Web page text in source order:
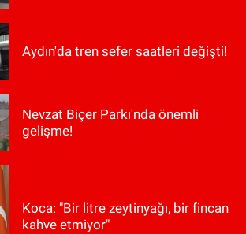
Aydın'da tren sefer saatleri değişti!
Nevzat Biçer Parkı'nda önemli
gelişme!
Koca: "Bir litre zeytinyağı, bir fincan
kahve etmiyor"